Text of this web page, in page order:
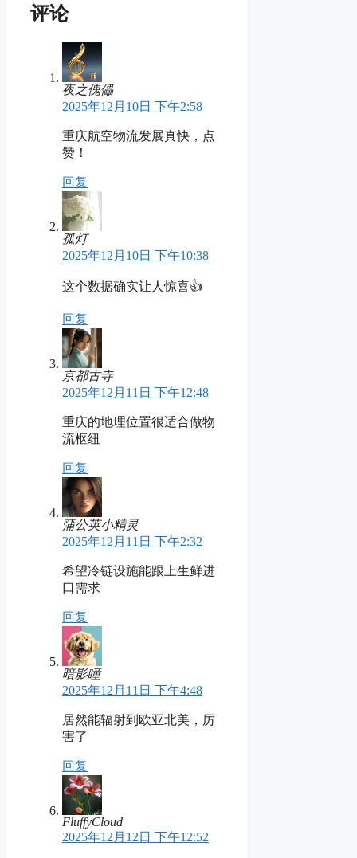
评论
夜之傀儡
2025年12月10日 下午2:58
重庆航空物流发展真快，点
赞！
回复
孤灯
2025年12月10日 下午10:38
这个数据确实让人惊喜👍
回复
京都古寺
2025年12月11日 下午12:48
重庆的地理位置很适合做物
流枢纽
回复
蒲公英小精灵
2025年12月11日 下午2:32
希望冷链设施能跟上生鲜进
口需求
回复
暗影瞳
2025年12月11日 下午4:48
居然能辐射到欧亚北美，厉
害了
回复
FluffyCloud
2025年12月12日 下午12:52